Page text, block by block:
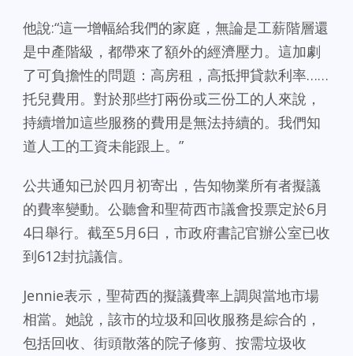
他說:“這一增幅給我們的家庭，無論是工薪階層還
是中產階級，都帶來了額外的經濟壓力。這加劇
了可負擔性的問題：高房租，高抵押貸款利率……
托兒費用。對於那些打兩份或三份工的人來說，
持續增加這些服務的費用是無法持續的。我們知
道人工的工資未能跟上。”
公共通知已於四月初寄出，告知物業所有者擬議
的費率變動。公聽會和聖荷西市議會投票定於6月
4日舉行。截至5月6日，市政府書記官辦公室已收
到612封抗議信。
Jennie表示，聖荷西的擬議費率上調與當地市場
相當。她說，該市的垃圾和回收服務是綜合的，
包括回收、街頭散落的院子修剪、按需垃圾收